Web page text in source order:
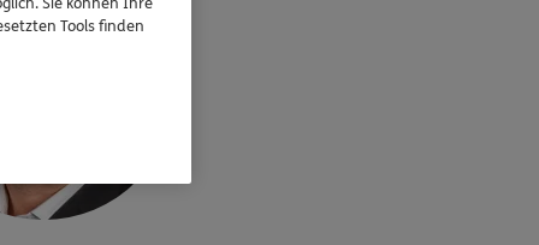
Sie können Ihre
Tools finden